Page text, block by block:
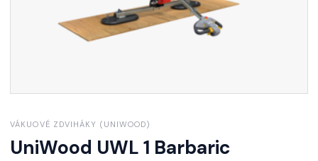
VÁKUOVÉ ZDVIHÁKY (UNIWOOD)
UniWood UWL 1 Barbaric